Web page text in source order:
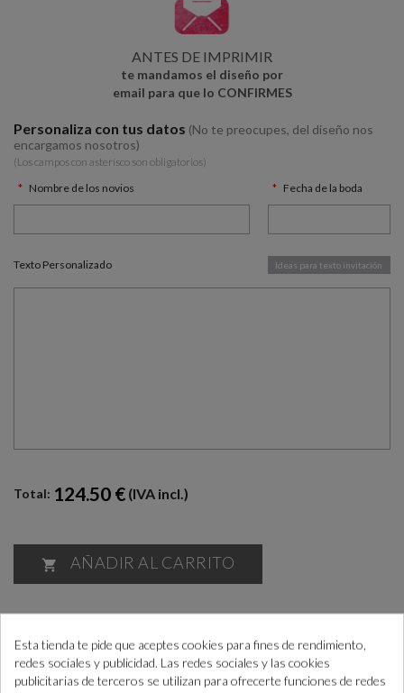
ANTES DE IMPRIMIR
te mandamos el diseño por
email para que lo CONFIRMES
Personaliza con tus datos (No te preocupes, del diseño nos
encargamos nosotros)
(Los campos con asterísco son obligatorios)
Nombre de los novios
Fecha de la boda
Texto Personalizado Ideas para texto invitación
Total: 124.50 € (IVA incl.)
 AÑADIR AL CARRITO
¿Cómo COMPRAR PASO a PASO?
“Si las necesitas antes consúltanos para ayudarte”
Esta tienda te pide que aceptes cookies para fines de rendimiento,
redes sociales y publicidad. Las redes sociales y las cookies
publicitarias de terceros se utilizan para ofrecerte funciones de redes